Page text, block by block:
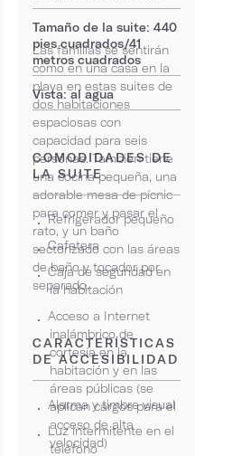
Tamaño de la suite: 440
pies cuadrados/41
metros cuadrados
Vista: al agua
Las familias se sentirán
como en una casa en la
playa en estas suites de
dos habitaciones
espaciosas con
capacidad para seis
personas. También tiene
una cocina pequeña, una
adorable mesa de pícnic
para comer y pasar el
rato, y un baño
sectorizado con las áreas
de baño y tocador por
separado.
COMODIDADES DE
LA SUITE
Refrigerador pequeño
Cafetera
Caja de seguridad en
la habitación
Acceso a Internet
inalámbrico de
cortesía en la
habitación y en las
áreas públicas (se
aplican cargos para el
acceso de alta
velocidad)
CARACTERÍSTICAS
DE ACCESIBILIDAD
Alarma y timbre visual
Luz intermitente en el
teléfono